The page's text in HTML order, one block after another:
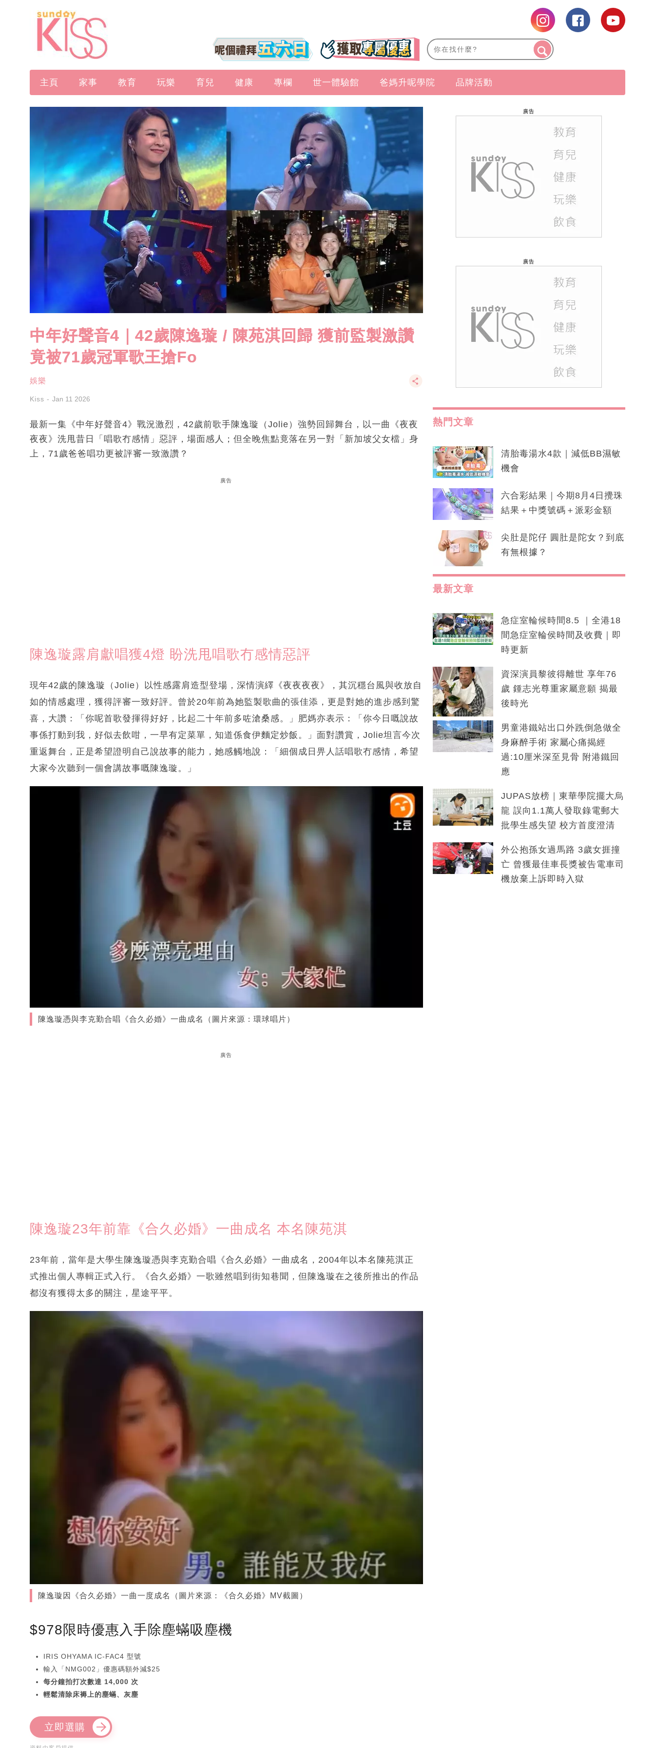
主頁 家事 教育 玩樂 育兒 健康 專欄 世一體驗館 爸媽升呢學院 品牌活動
中年好聲音4｜42歲陳逸璇 / 陳苑淇回歸 獲前監製激讚
竟被71歲冠軍歌王搶Fo
娛樂
Kiss Jan 11 2026
最新一集《中年好聲音4》戰況激烈，42歲前歌手陳逸璇（Jolie）強勢回歸舞台，以一曲《夜夜
夜夜》洗甩昔日「唱歌冇感情」惡評，場面感人；但全晚焦點竟落在另一對「新加坡父女檔」身
上，71歲爸爸唱功更被評審一致激讚？
廣告
陳逸璇露肩獻唱獲4燈 盼洗甩唱歌冇感情惡評
現年42歲的陳逸璇（Jolie）以性感露肩造型登場，深情演繹《夜夜夜夜》，其沉穩台風與收放自
如的情感處理，獲得評審一致好評。曾於20年前為她監製歌曲的張佳添，更是對她的進步感到驚
喜，大讚：「你呢首歌發揮得好好，比起二十年前多咗滄桑感。」肥媽亦表示：「你今日嘅說故
事係打動到我，好似去飲咁，一早有定菜單，知道係食伊麵定炒飯。」面對讚賞，Jolie坦言今次
重返舞台，正是希望證明自己說故事的能力，她感觸地說：「細個成日畀人話唱歌冇感情，希望
大家今次聽到一個會講故事嘅陳逸璇。」
陳逸璇憑與李克勤合唱《合久必婚》一曲成名（圖片來源：環球唱片）
廣告
陳逸璇23年前靠《合久必婚》一曲成名 本名陳苑淇
23年前，當年是大學生陳逸璇憑與李克勤合唱《合久必婚》一曲成名，2004年以本名陳苑淇正
式推出個人專輯正式入行。《合久必婚》一歌雖然唱到街知巷聞，但陳逸璇在之後所推出的作品
都沒有獲得太多的關注，星途平平。
陳逸璇因《合久必婚》一曲一度成名（圖片來源：《合久必婚》MV截圖）
$978限時優惠入手除塵蟎吸塵機
IRIS OHYAMA IC-FAC4 型號
輸入「NMG002」優惠碼額外減$25
每分鐘拍打次數達 14,000 次
輕鬆清除床褥上的塵蟎、灰塵
立即選購
廣告
廣告
熱門文章
清胎毒湯水4款｜減低BB濕敏
機會
六合彩結果｜今期8月4日攪珠
結果＋中獎號碼＋派彩金額
尖肚是陀仔 圓肚是陀女？到底
有無根據？
最新文章
急症室輪候時間8.5 ｜全港18
間急症室輪侯時間及收費｜即
時更新
資深演員黎彼得離世 享年76
歲 鍾志光尊重家屬意願 揭最
後時光
男童港鐵站出口外跣倒急做全
身麻醉手術 家屬心痛揭經
過:10厘米深至見骨 附港鐵回
應
JUPAS放榜｜東華學院擺大烏
龍 誤向1.1萬人發取錄電郵大
批學生感失望 校方首度澄清
外公抱孫女過馬路 3歲女捱撞
亡 曾獲最佳車長獎被告電車司
機放棄上訴即時入獄